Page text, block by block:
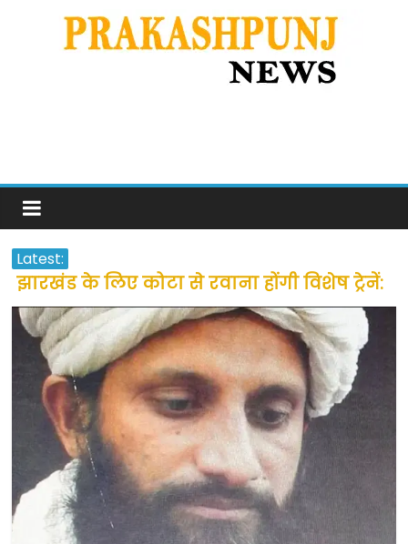
Latest:
झारखंड के लिए कोटा से रवाना होंगी विशेष ट्रेनें:
सीएम हेमंत सोरेन
उत्तराखंड के अन्य राज्यों में फंसे लोगों की जल्द
होगी घर वापसी
प्रवासियों व मजदूरों को दी गई छूट के बाद लोगो
ने कराया पंजीयन: राजस्थान सरकार
शराब और पान की दुकानों को ग्रीन जोन में
खोलने की मिली इजाजत: गृह मंत्रालय
दो हफ्ते के लिए बढ़ाया लॉकडाउन: गृह मंत्रालय